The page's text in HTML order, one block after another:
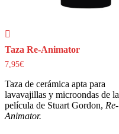
Taza Re-Animator
7,95€
Taza de cerámica apta para
lavavajillas y microondas de la
película de Stuart Gordon, Re-
Animator.